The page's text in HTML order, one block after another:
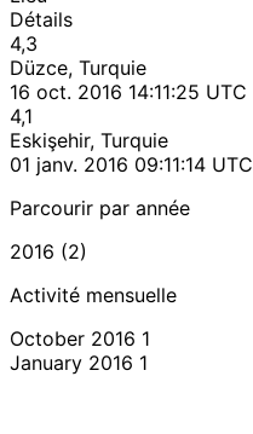
Détails
4,3
Düzce, Turquie
16 oct. 2016 14:11:25 UTC
4,1
Eskişehir, Turquie
01 janv. 2016 09:11:14 UTC
Parcourir par année
2016 (2)
Activité mensuelle
October 2016 1
January 2016 1